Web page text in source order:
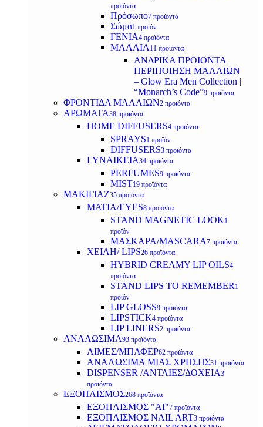
προϊόντα
Πρόσωπο7 προϊόντα
Σώμα1 προϊόν
ΓΕΝΙΑ4 προϊόντα
ΜΑΛΛΙΑ 11 προϊόντα
ΑΝΔΡΙΚΑ ΠΡΟΙΟΝΤΑ
ΠΕΡΙΠΟΙΗΣΗ ΜΑΛΛΙΩΝ
– Glow Era Men Collection |
“Monarch’s Code”9 προϊόντα
ΦΡΟΝΤΙΔΑ ΜΑΛΛΙΩΝ2 προϊόντα
ΑΡΩΜΑΤΑ38 προϊόντα
HOME DIFFUSERS4 προϊόντα
SPRAYS1 προϊόν
DIFFUSERS3 προϊόντα
ΓΥΝΑΙΚΕΙΑ34 προϊόντα
PERFUMES9 προϊόντα
MIST19 προϊόντα
ΜΑΚΙΓΙΑΖ35 προϊόντα
ΜΑΤΙΑ/EYES8 προϊόντα
STAND MAGNETIC LOOK1
προϊόν
ΜΑΣΚΑΡΑ/MASCARA7 προϊόντα
ΧΕΙΛΗ/ LIPS26 προϊόντα
HYBRID CREAMY LIP OILS4
προϊόντα
STAND LIPS TO REMEMBER 1
προϊόν
LIP GLOSS9 προϊόντα
LIPSTICK4 προϊόντα
LIP LINERS2 προϊόντα
ΑΝΑΛΩΣΙΜΑ93 προϊόντα
ΛΙΜΕΣ/ΜΠΑΦΕΡ62 προϊόντα
ΑΝΑΛΩΣΙΜΑ ΜΙΑΣ ΧΡΗΣΗΣ31 προϊόντα
DISPENSER /ΑΝΤΛΙΕΣ/ΔΟΧΕΙΑ3
προϊόντα
ΕΞΟΠΛΙΣΜΟΣ268 προϊόντα
ΕΞΟΠΛΙΣΜΟΣ "AI"7 προϊόντα
ΕΞΟΠΛΙΣΜΟΣ NAIL ART3 προϊόντα